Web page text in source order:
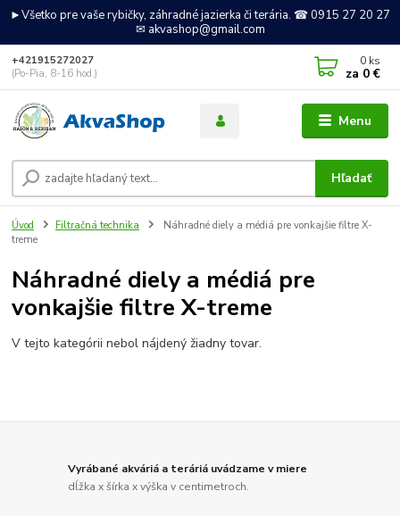
►Všetko pre vaše rybičky, záhradné jazierka či terária. ☎ 0915 27 20 27
✉ akvashop@gmail.com
Menu
Hľadať
+421915272027
(Po-Pia, 8-16 hod.)
0 ks
za 0 €
Úvod Filtračná technika
Náhradné diely a médiá pre vonkajšie filtre X-
treme
Náhradné diely a médiá pre
vonkajšie filtre X-treme
V tejto kategórii nebol nájdený žiadny tovar.
Vyrábané akváriá a teráriá uvádzame v miere
dĺžka x šírka x výška v centimetroch.